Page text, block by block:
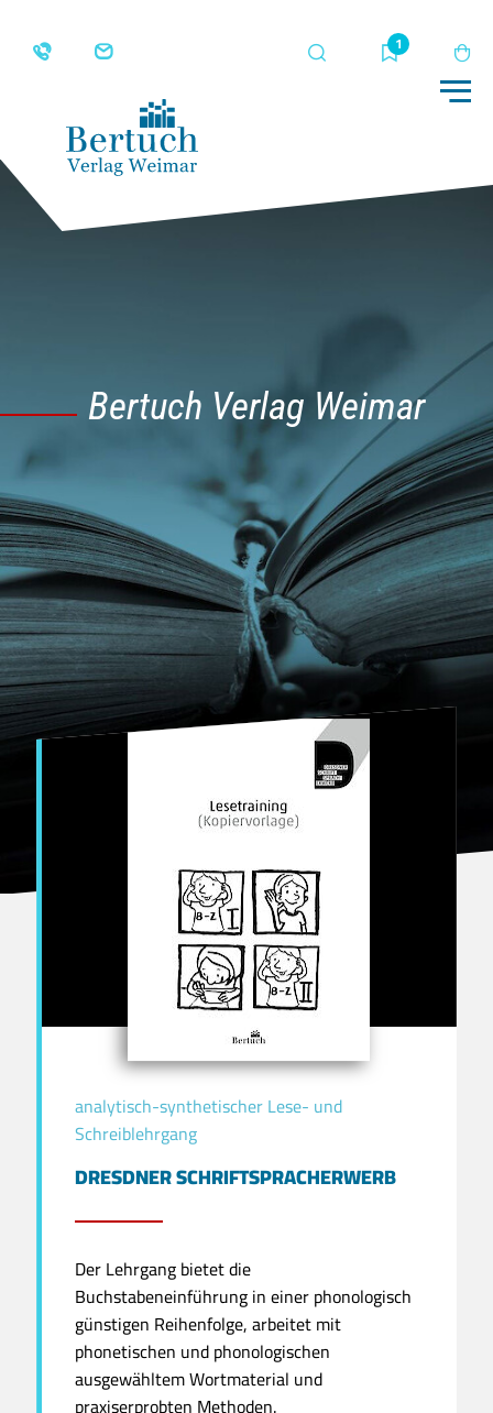
Merkliste
Bertuch Verlag Weimar
Bertuch Verlag Weimar
analytisch-synthetischer Lese- und
Schreiblehrgang
DRESDNER SCHRIFTSPRACHERWERB
Der Lehrgang bietet die
Buchstabeneinführung in einer phonologisch
günstigen Reihenfolge, arbeitet mit
phonetischen und phonologischen
ausgewähltem Wortmaterial und